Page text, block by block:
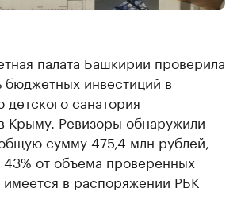
палата Башкирии проверила
бюджетных инвестиций в
санатория
Крыму. Ревизоры обнаружили
сумму 475,4 млн рублей,
43% от объема проверенных
имеется в распоряжении РБК